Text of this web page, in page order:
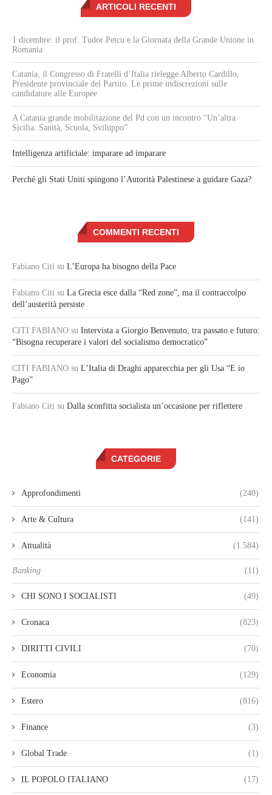
ARTICOLI RECENTI
1 dicembre: il prof. Tudor Petcu e la Giornata della Grande Unione in
Romania
Catania, il Congresso di Fratelli d’Italia rielegge Alberto Cardillo,
Presidente provinciale del Partito. Le prime indiscrezioni sulle
candidature alle Europee
A Catania grande mobilitazione del Pd con un incontro “Un’altra
Sicilia. Sanità, Scuola, Sviluppo”
Intelligenza artificiale: imparare ad imparare
Perché gli Stati Uniti spingono l’Autorità Palestinese a guidare Gaza?
COMMENTI RECENTI
Fabiano Citi su L’Europa ha bisogno della Pace
Fabiano Citi su La Grecia esce dalla “Red zone”, ma il contraccolpo
dell’austerità persiste
CITI FABIANO su Intervista a Giorgio Benvenuto, tra passato e futuro:
“Bisogna recuperare i valori del socialismo democratico”
CITI FABIANO su L’Italia di Draghi apparecchia per gli Usa “E io
Pago”
Fabiano Citi su Dalla sconfitta socialista un’occasione per riflettere
CATEGORIE
Approfondimenti (240)
Arte & Cultura (141)
Attualità (1.584)
Banking (11)
CHI SONO I SOCIALISTI (49)
Cronaca (823)
DIRITTI CIVILI (70)
Economia (129)
Estero (816)
Finance (3)
Global Trade (1)
IL POPOLO ITALIANO (17)